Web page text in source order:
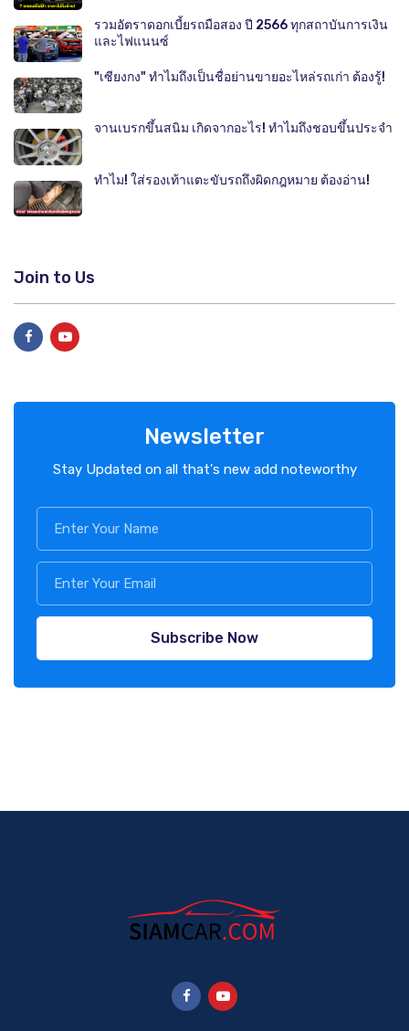
รวมอัตราดอกเบี้ยรถมือสอง ปี 2566 ทุกสถาบันการเงิน
และไฟแนนซ์
"เซียงกง" ทำไมถึงเป็นชื่อย่านขายอะไหล่รถเก่า ต้องรู้!
จานเบรกขึ้นสนิม เกิดจากอะไร! ทำไมถึงชอบขึ้นประจำ
ทำไม! ใส่รองเท้าแตะขับรถถึงผิดกฎหมาย ต้องอ่าน!
Join to Us
Newsletter
Stay Updated on all that's new add noteworthy
Subscribe Now